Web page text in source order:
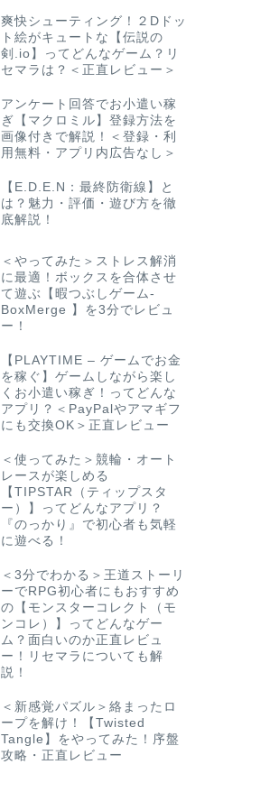
爽快シューティング！２Dドッ
ト絵がキュートな【伝説の
剣.io】ってどんなゲーム？リ
セマラは？＜正直レビュー＞
アンケート回答でお小遣い稼
ぎ【マクロミル】登録方法を
画像付きで解説！＜登録・利
用無料・アプリ内広告なし＞
【E.D.E.N：最終防衛線】と
は？魅力・評価・遊び方を徹
底解説！
＜やってみた＞ストレス解消
に最適！ボックスを合体させ
て遊ぶ【暇つぶしゲーム-
BoxMerge 】を3分でレビュ
ー！
【PLAYTIME – ゲームでお金
を稼ぐ】ゲームしながら楽し
くお小遣い稼ぎ！ってどんな
アプリ？＜PayPalやアマギフ
にも交換OK＞正直レビュー
＜使ってみた＞競輪・オート
レースが楽しめる
【TIPSTAR（ティップスタ
ー）】ってどんなアプリ？
『のっかり』で初心者も気軽
に遊べる！
＜3分でわかる＞王道ストーリ
ーでRPG初心者にもおすすめ
の【モンスターコレクト（モ
ンコレ）】ってどんなゲー
ム？面白いのか正直レビュ
ー！リセマラについても解
説！
＜新感覚パズル＞絡まったロ
ープを解け！【Twisted
Tangle】をやってみた！序盤
攻略・正直レビュー